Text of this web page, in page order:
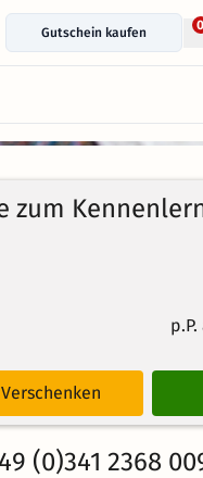
Gutschein kaufen
0
97%
Bewertungen
zum
Verschenken
(0)341 2368